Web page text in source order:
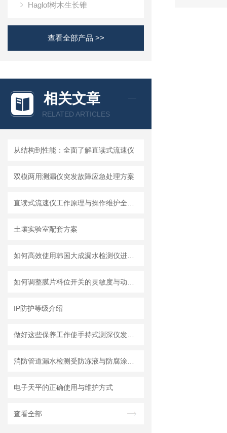
Haglof树木生长锥
查看全部产品 >>
相关文章
RELATED ARTICLES
从结构到性能：全面了解直读式流速仪
双模两用测漏仪突发故障应急处理方案
土壤实验室配套方案
IP防护等级介绍
电子天平的正确使用与维护方式
查看全部